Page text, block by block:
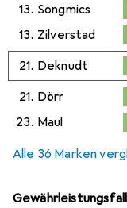
13. Songmics
13. Zilverstad
21. Deknudt
21. Dörr
23. Maul
Alle 36 Marken